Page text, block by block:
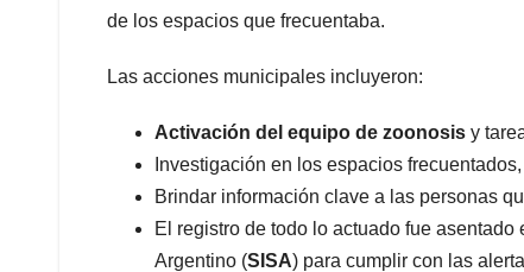
de los espacios que frecuentaba.
​Las acciones municipales incluyeron:
Activación del equipo de zoonosis y
​Investigación en los espacios
​Brindar información clave a las personas
​El registro de todo lo actuado fue
Argentino (SISA) para cumplir con las